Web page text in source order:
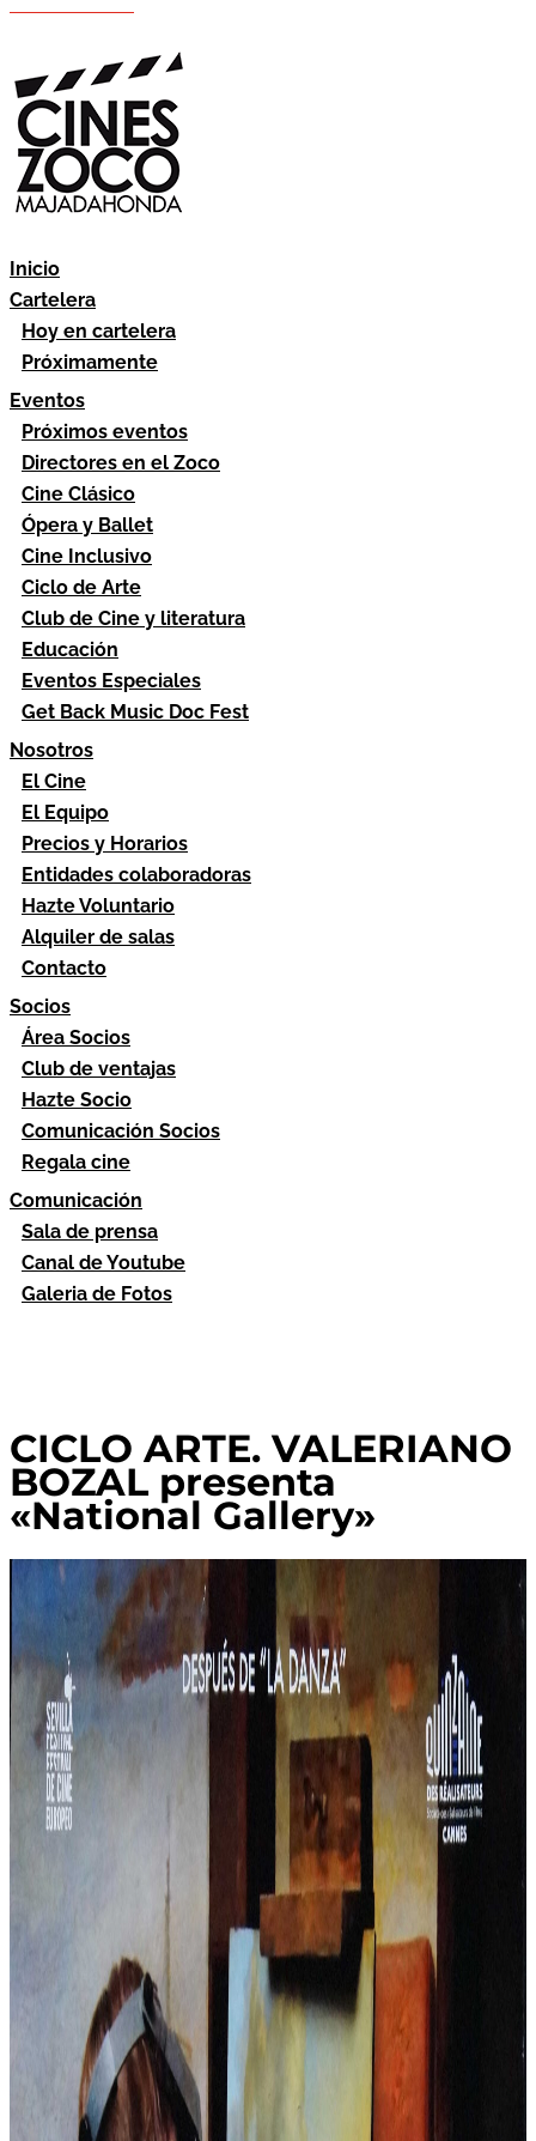
Inicio
Cartelera
Hoy en cartelera
Próximamente
Eventos
Próximos eventos
Directores en el Zoco
Cine Clásico
Ópera y Ballet
Cine Inclusivo
Ciclo de Arte
Club de Cine y literatura
Educación
Eventos Especiales
Get Back Music Doc Fest
Nosotros
El Cine
El Equipo
Precios y Horarios
Entidades colaboradoras
Hazte Voluntario
Alquiler de salas
Contacto
Socios
Área Socios
Club de ventajas
Hazte Socio
Comunicación Socios
Regala cine
Comunicación
Sala de prensa
Canal de Youtube
Galeria de Fotos
CICLO ARTE. VALERIANO
BOZAL presenta
«National Gallery»